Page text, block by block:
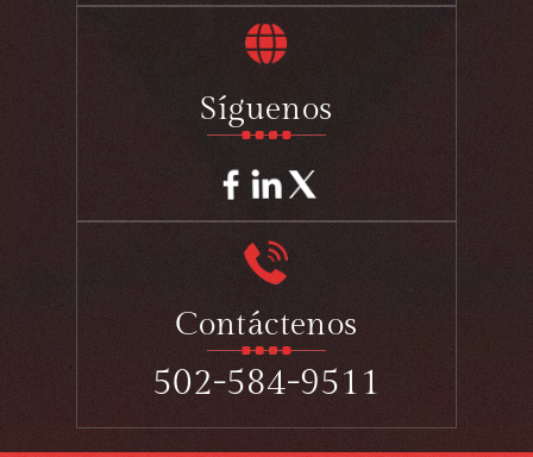
Síguenos
Contáctenos
502-584-9511